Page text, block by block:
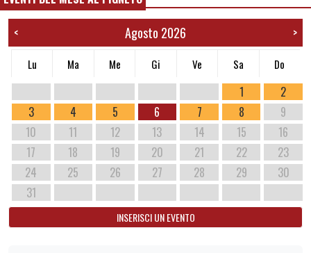
< Agosto 2026 >
Lu Ma Me Gi Ve Sa Do
1
2
3
4 5 6 7 8
9
10
11 12 13 14 15
16
17
18 19 20 21 22
23
24
25 26 27 28 29
30
31
INSERISCI UN EVENTO